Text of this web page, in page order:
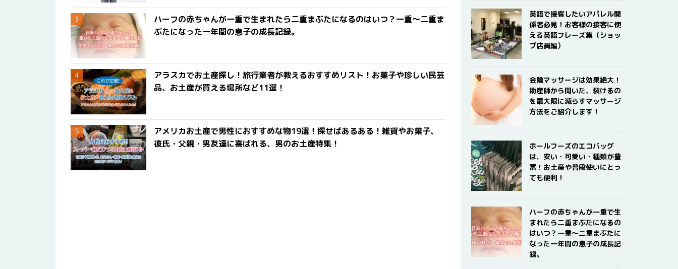
ハーフの赤ちゃんが一重で生まれたら二重まぶたになるのはいつ？一重〜二重ま
ぶたになった一年間の息子の成長記録。
アラスカでお土産探し！旅行業者が教えるおすすめリスト！お菓子や珍しい民芸
品、お土産が買える場所など11選！
アメリカお土産で男性におすすめな物19選！探せばあるある！雑貨やお菓子、
彼氏・父親・男友達に喜ばれる、男のお土産特集！
英語で接客したいアパレル関
係者必見！お客様の接客に使
える英語フレーズ集（ショッ
プ店員編）
会陰マッサージは効果絶大！
助産師から聞いた、裂けるの
を最大限に減らすマッサージ
方法をご紹介します！
ホールフーズのエコバッグ
は、安い・可愛い・種類が豊
富！お土産や普段使いにとっ
ても便利！
ハーフの赤ちゃんが一重で生
まれたら二重まぶたになるの
はいつ？一重〜二重まぶたに
なった一年間の息子の成長記
録。